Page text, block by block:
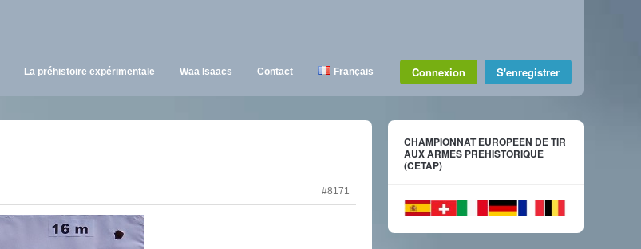
La préhistoire expérimentale Waa Isaacs Contact Français Connexion S'enregistrer
#8171
CHAMPIONNAT EUROPEEN DE TIR
AUX ARMES PREHISTORIQUE
(CETAP)